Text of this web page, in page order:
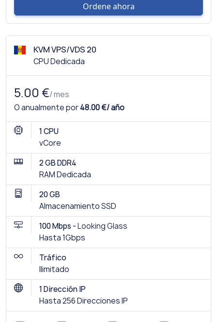
Ordene ahora
KVM VPS/VDS 20
CPU Dedicada
5.00 €/ mes
O anualmente por48.00 €/ año
1 CPU
vCore
2 GB DDR4
RAM Dedicada
20 GB
Almacenamiento SSD
100 Mbps -Looking Glass
Hasta 1Gbps
Tráfico
Ilimitado
1 Dirección IP
Hasta 256 Direcciones IP